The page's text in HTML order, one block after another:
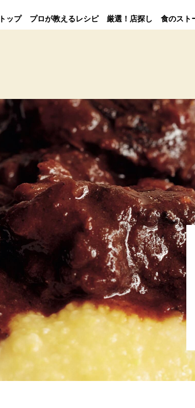
トップ プロが教えるレシピ 厳選！店探し 食のスト